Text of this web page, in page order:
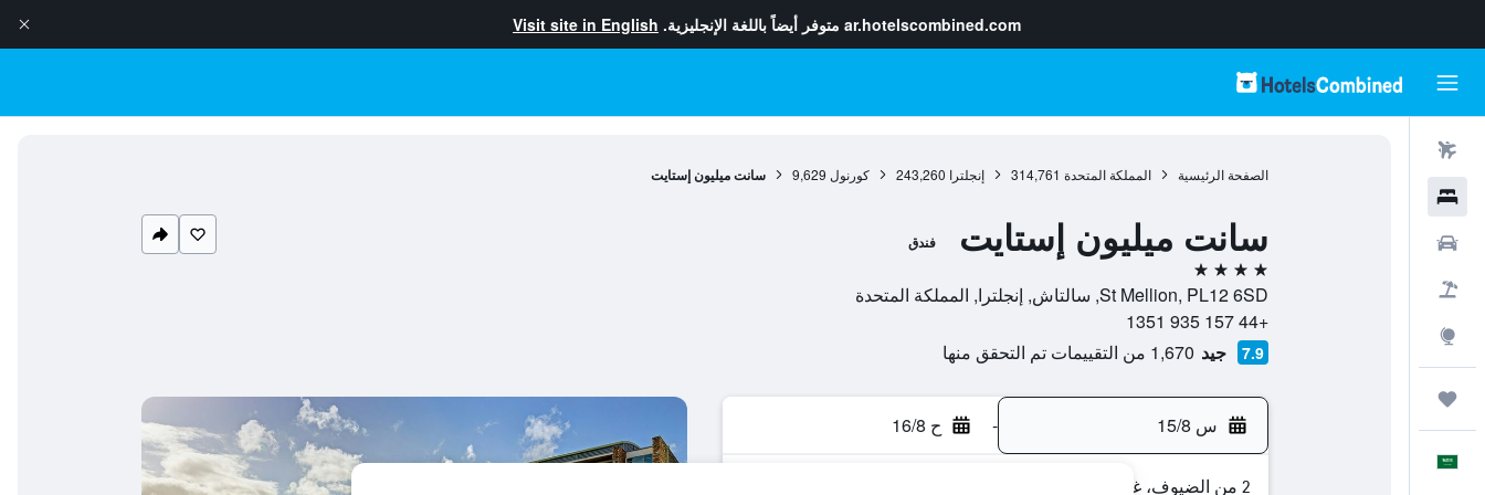
ar.hotelscombined.com متوفر أيضاً باللغة الإنجليزية. Visit site in English
الصفحة الرئيسية المملكة المتحدة 314,761 إنجلترا 243,260 كورنول 9,629 سانت ميليون إستايت
سانت ميليون إستايت فندق
4 نجوم
St Mellion, PL12 6SD, سالتاش, إنجلترا, المملكة المتحدة
+44 157 935 1351
7.9 جيد 1,670 من التقييمات تم التحقق منها
س 15/8 - ح 16/8
2 من الضيوف، غرفة واحدة